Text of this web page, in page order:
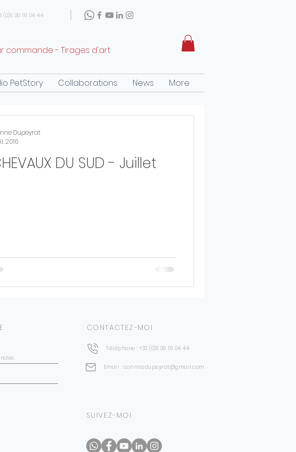
(0)6 08 18 04 44
commande - Tirages d'art
PetStory Collaborations News More
DU SUD - Juillet
Dupeyrat
2016
CONTACTEZ-MOI
Téléphone : +33 (0)6 08 18 04 44
Email : corinne.dupeyrat@gmail.com
SUIVEZ-MOI